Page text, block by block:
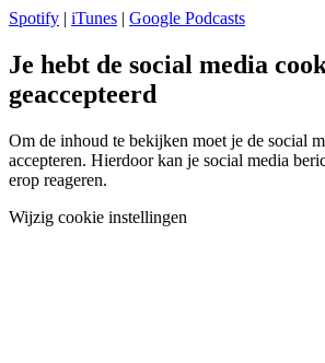
Spotify | iTunes | Google Podcasts
Je hebt de social media
geaccepteerd
Om de inhoud te bekijken moet je de social
accepteren. Hierdoor kan je social media
erop reageren.
Wijzig cookie instellingen